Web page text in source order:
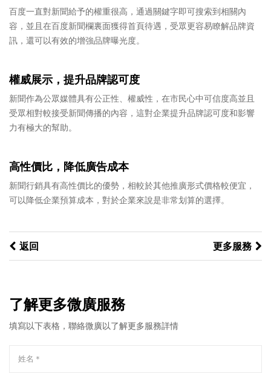
百度一直對新聞給予的權重很高，通過關鍵字即可搜索到相關內
容，並且在百度新聞欄裏面獲得首頁待遇，受眾更容易瞭解品牌資
訊，還可以有效的增強品牌曝光度。
權威展示，提升品牌認可度
新聞作為公眾媒體具有公正性、權威性，在市民心中可信度高並且
受眾相對較接受新聞傳播的內容，這對企業提升品牌認可度和影響
力有極大的幫助。
高性價比，降低廣告成本
新聞行銷具有高性價比的優勢，相較於其他推廣形式價格較便宜，
可以降低企業預算成本，對於企業來說是非常划算的選擇。
返回 更多服務
了解更多微廣服務
填寫以下表格，聯絡微廣以了解更多服務詳情